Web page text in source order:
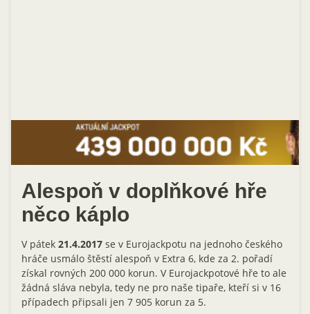
Alespoň v doplňkové hře
něco káplo
V pátek 21.4.2017 se v Eurojackpotu na jednoho českého
hráče usmálo štěstí alespoň v Extra 6, kde za 2. pořadí
získal rovných 200 000 korun. V Eurojackpotové hře to ale
žádná sláva nebyla, tedy ne pro naše tipaře, kteří si v 16
případech připsali jen 7 905 korun za 5.